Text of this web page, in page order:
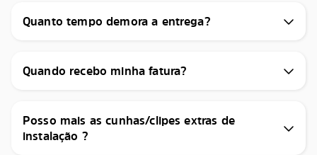
Quanto tempo demora a entrega?
Quando recebo minha fatura?
Posso mais as cunhas/clipes extras de
instalação ?